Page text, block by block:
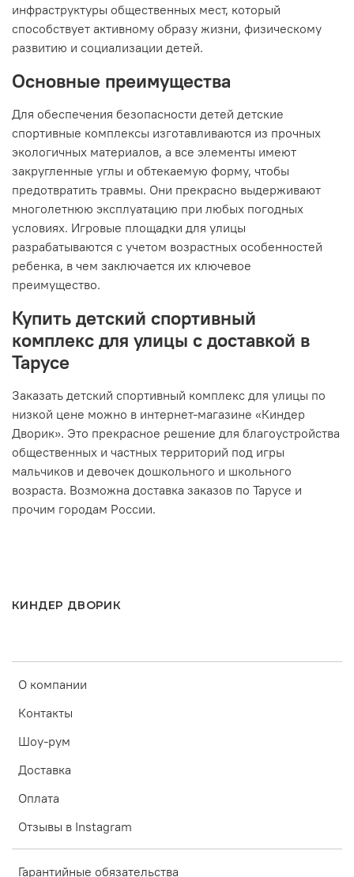
инфраструктуры общественных мест, который
способствует активному образу жизни, физическому
развитию и социализации детей.
Основные преимущества
Для обеспечения безопасности детей детские
спортивные комплексы изготавливаются из прочных
экологичных материалов, а все элементы имеют
закругленные углы и обтекаемую форму, чтобы
предотвратить травмы. Они прекрасно выдерживают
многолетнюю эксплуатацию при любых погодных
условиях. Игровые площадки для улицы
разрабатываются с учетом возрастных особенностей
ребенка, в чем заключается их ключевое
преимущество.
Купить детский спортивный
комплекс для улицы с доставкой в
Тарусе
Заказать детский спортивный комплекс для улицы по
низкой цене можно в интернет-магазине «Киндер
Дворик». Это прекрасное решение для благоустройства
общественных и частных территорий под игры
мальчиков и девочек дошкольного и школьного
возраста. Возможна доставка заказов по Тарусе и
прочим городам России.
КИНДЕР ДВОРИК
О компании
Контакты
Шоу-рум
Доставка
Оплата
Отзывы в Instagram
Гарантийные обязательства